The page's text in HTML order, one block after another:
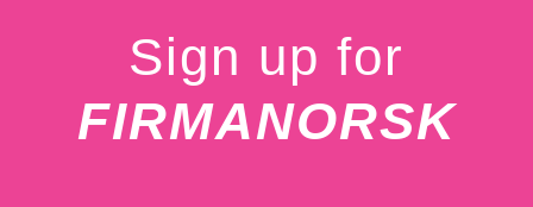
Sign up for
FIRMANORSK